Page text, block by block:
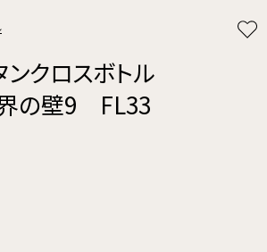
ンクロスボトル
界の壁9 FL33